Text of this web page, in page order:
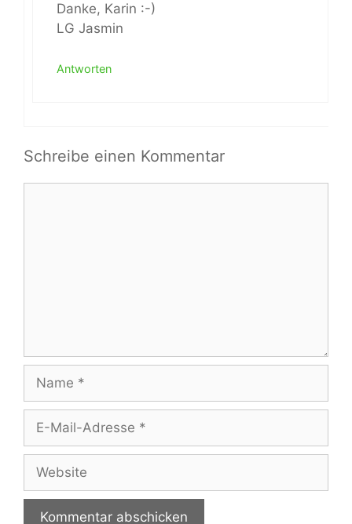
Danke, Karin :-)
LG Jasmin
Antworten
Schreibe einen Kommentar
Name
Adresse
Website